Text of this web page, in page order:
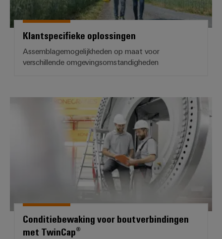
Klantspecifieke oplossingen
Assemblagemogelijkheden op maat voor
verschillende omgevingsomstandigheden
Conditiebewaking voor
Conditiebewaking voor boutverbindingen
met TwinCap®